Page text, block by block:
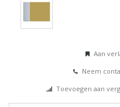
Aan
Neem
Toevoegen aan